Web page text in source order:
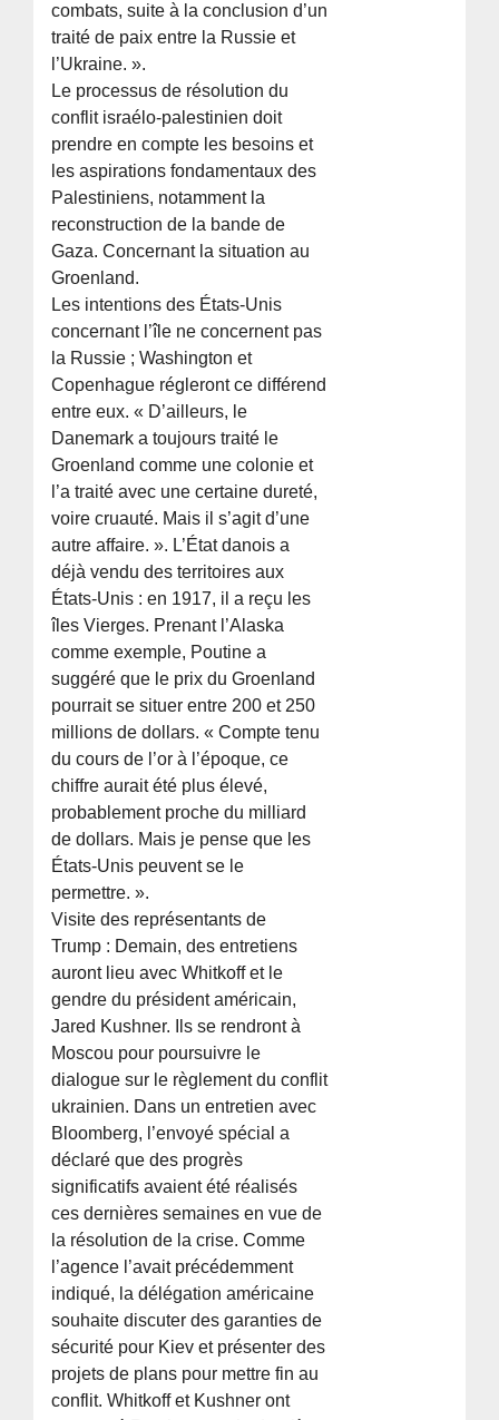
combats, suite à la conclusion d’un
traité de paix entre la Russie et
l’Ukraine. ».
Le processus de résolution du
conflit israélo-palestinien doit
prendre en compte les besoins et
les aspirations fondamentaux des
Palestiniens, notamment la
reconstruction de la bande de
Gaza. Concernant la situation au
Groenland.
Les intentions des États-Unis
concernant l’île ne concernent pas
la Russie ; Washington et
Copenhague régleront ce différend
entre eux. « D’ailleurs, le
Danemark a toujours traité le
Groenland comme une colonie et
l’a traité avec une certaine dureté,
voire cruauté. Mais il s’agit d’une
autre affaire. ». L’État danois a
déjà vendu des territoires aux
États-Unis : en 1917, il a reçu les
îles Vierges. Prenant l’Alaska
comme exemple, Poutine a
suggéré que le prix du Groenland
pourrait se situer entre 200 et 250
millions de dollars. « Compte tenu
du cours de l’or à l’époque, ce
chiffre aurait été plus élevé,
probablement proche du milliard
de dollars. Mais je pense que les
États-Unis peuvent se le
permettre. ».
Visite des représentants de
Trump : Demain, des entretiens
auront lieu avec Whitkoff et le
gendre du président américain,
Jared Kushner. Ils se rendront à
Moscou pour poursuivre le
dialogue sur le règlement du conflit
ukrainien. Dans un entretien avec
Bloomberg, l’envoyé spécial a
déclaré que des progrès
significatifs avaient été réalisés
ces dernières semaines en vue de
la résolution de la crise. Comme
l’agence l’avait précédemment
indiqué, la délégation américaine
souhaite discuter des garanties de
sécurité pour Kiev et présenter des
projets de plans pour mettre fin au
conflit. Whitkoff et Kushner ont